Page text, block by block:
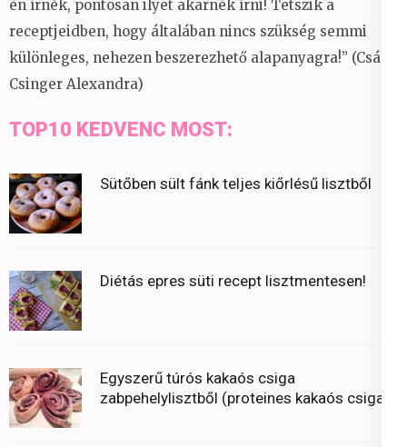
én írnék, pontosan ilyet akarnék írni! Tetszik a
receptjeidben, hogy általában nincs szükség semmi
különleges, nehezen beszerezhető alapanyagra!” (Csáky
Csinger Alexandra)
TOP10 KEDVENC MOST:
Sütőben sült fánk teljes kiőrlésű lisztből
Diétás epres süti recept lisztmentesen!
Egyszerű túrós kakaós csiga
zabpehelylisztből (proteines kakaós csiga)